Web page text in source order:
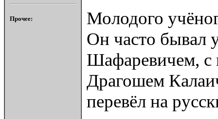
Прочее:
Молодого
Он часто бывал
Шафаревичем, с
Драгошем
перевёл на